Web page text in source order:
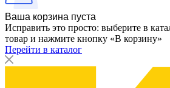
Ваша корзина пуста
Исправить это просто: выберите в
товар и нажмите кнопку «В корзину»
Перейти в каталог